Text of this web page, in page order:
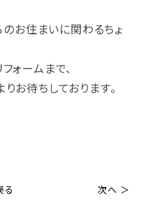
のお住まいに関わるちょ
ォームまで、
お待ちしております。
る 次へ ＞